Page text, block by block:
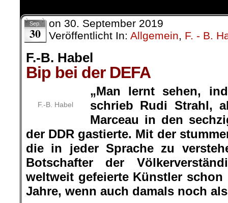
Sep.
30
on 30. September 2019
Veröffentlicht In: Allgemein, F. - B.
F.-B. Habel
Bip bei der DEFA
F.-B. Habel
„Man lernt sehen,
schrieb Rudi Strahl,
Marceau in den
der DDR gastierte. Mit der
die in jeder Sprache zu
Botschafter der
weltweit gefeierte Künstler
Jahre, wenn auch damals noch